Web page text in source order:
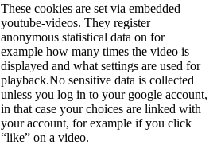
These cookies are set via embedded
youtube-videos. They register
anonymous statistical data on for
example how many times the video is
displayed and what settings are used for
playback.No sensitive data is collected
unless you log in to your google account,
in that case your choices are linked with
your account, for example if you click
“like” on a video.